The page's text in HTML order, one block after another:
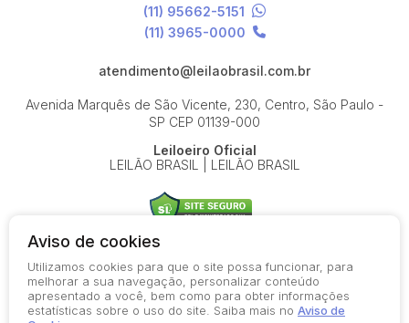
(11) 95662-5151
(11) 3965-0000
atendimento@leilaobrasil.com.br
Avenida Marquês de São Vicente, 230, Centro, São Paulo -
SP CEP 01139-000
Leiloeiro Oficial
LEILÃO BRASIL | LEILÃO BRASIL
© 2026-present - Todos os direitos reservados
Política de Privacidade
Aviso de cookies
Utilizamos cookies para que o site possa funcionar, para
melhorar a sua navegação, personalizar conteúdo
apresentado a você, bem como para obter informações
estatísticas sobre o uso do site. Saiba mais no Aviso de